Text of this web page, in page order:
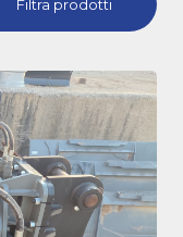
Filtra prodotti